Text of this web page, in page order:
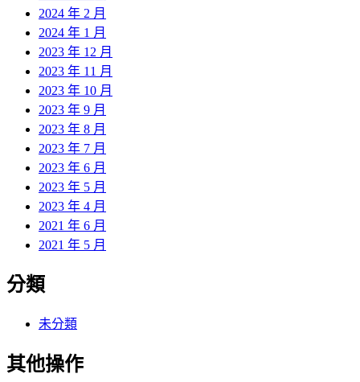
2024 年 2 月
2024 年 1 月
2023 年 12 月
2023 年 11 月
2023 年 10 月
2023 年 9 月
2023 年 8 月
2023 年 7 月
2023 年 6 月
2023 年 5 月
2023 年 4 月
2021 年 6 月
2021 年 5 月
分類
未分類
其他操作